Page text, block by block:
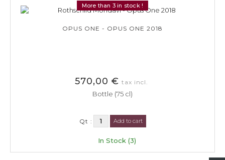
More than 3 in stock !
OPUS ONE - OPUS ONE 2018
570,00 € tax incl.
Bottle (75 cl)
Qt : Add to cart
In Stock (3)